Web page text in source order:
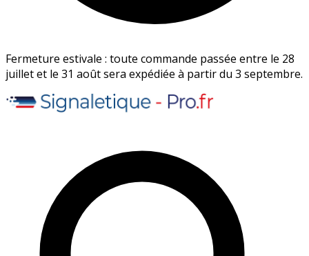
Fermeture estivale : toute commande passée entre le 28
juillet et le 31 août sera expédiée à partir du 3 septembre.